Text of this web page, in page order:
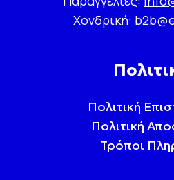
Χονδρική:
Πολιτική
Πολιτική
Τρόποι